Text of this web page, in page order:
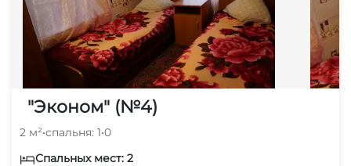
"Эконом" (№4)
2 м²•спальня: 1•0
Спальных мест: 2